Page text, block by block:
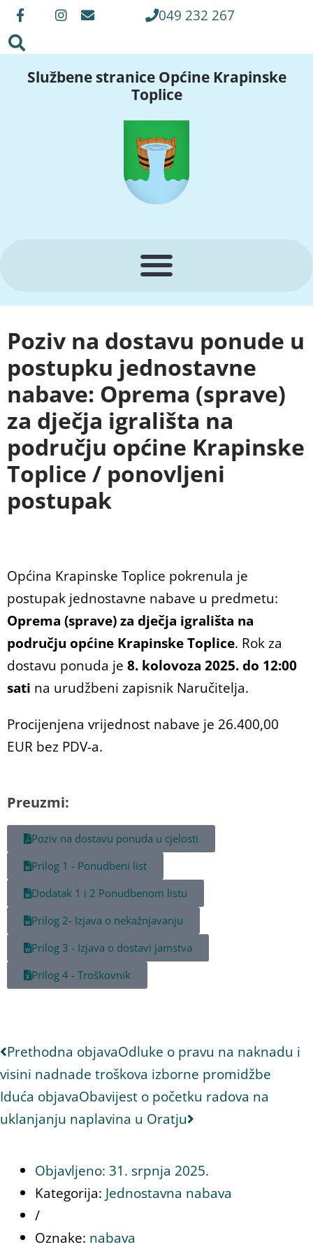
049 232 267
Službene stranice Općine Krapinske
Toplice
Poziv na dostavu ponude u
postupku jednostavne
nabave: Oprema (sprave)
za dječja igrališta na
području općine Krapinske
Toplice / ponovljeni
postupak
Općina Krapinske Toplice pokrenula je
postupak jednostavne nabave u predmetu:
Oprema (sprave) za dječja igrališta na
području općine Krapinske Toplice. Rok za
dostavu ponuda je 8. kolovoza 2025. do 12:00
sati na urudžbeni zapisnik Naručitelja.
Procijenjena vrijednost nabave je 26.400,00
EUR bez PDV-a.
Preuzmi:
Poziv na dostavu ponuda u cjelosti
Prilog 1 - Ponudbeni list
Dodatak 1 i 2 Ponudbenom listu
Prilog 2- Izjava o nekažnjavanju
Prilog 3 - Izjava o dostavi jamstva
Prilog 4 - Troškovnik
Prethodna objavaOdluke o pravu na naknadu i
visini nadnade troškova izborne promidžbe
Iduća objavaObavijest o početku radova na
uklanjanju naplavina u Oratju
Objavljeno: 31. srpnja 2025.
Kategorija: Jednostavna nabava
/
Oznake: nabava